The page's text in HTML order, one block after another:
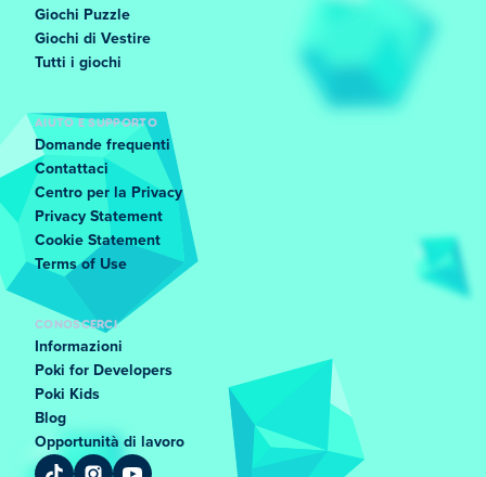
Giochi Puzzle
Giochi di Vestire
Tutti i giochi
AIUTO E SUPPORTO
Domande frequenti
Contattaci
Centro per la Privacy
Privacy Statement
Cookie Statement
Terms of Use
CONOSCERCI
Informazioni
Poki for Developers
Poki Kids
Blog
Opportunità di lavoro